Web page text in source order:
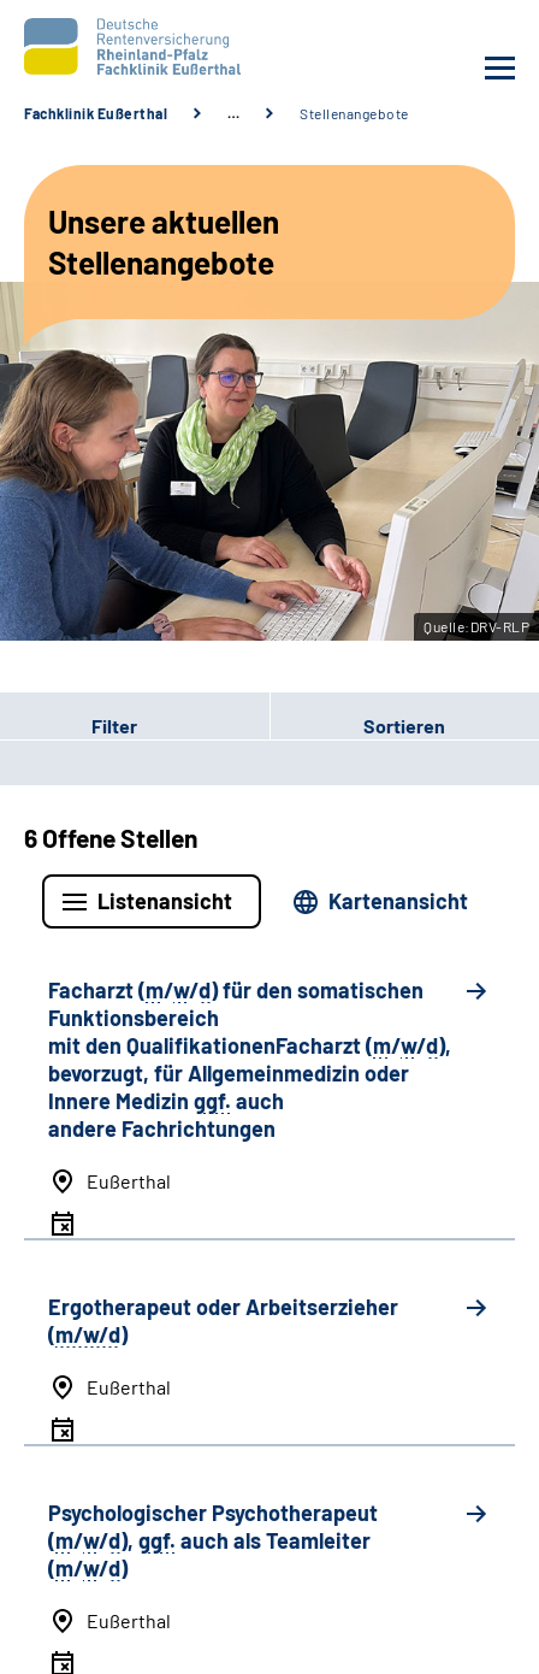
Unsere Angebote
Karriere
Beratungsstellen &
Zuweisende
Suche
Leichte Sprache
Gebärdensprache
Fachklinik Eußerthal … Stellenangebote
Unsere aktuellen
Stellenangebote
Quelle:DRV-RLP
Filter Sortieren
6 Offene Stellen
Listenansicht Kartenansicht
Facharzt (m/w/d) für den somatischen
Funktionsbereich
mit den QualifikationenFacharzt (m/w/d),
bevorzugt, für Allgemeinmedizin oder
Innere Medizin ggf. auch
andere Fachrichtungen
Eußerthal
Ergotherapeut oder Arbeitserzieher
(m/w/d)
Eußerthal
Psychologischer Psychotherapeut
(m/w/d), ggf. auch alsTeamleiter
(m/w/d)
Eußerthal